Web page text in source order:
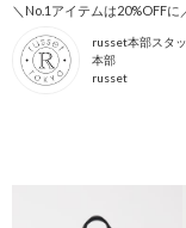
russet本部スタ
本部
russet